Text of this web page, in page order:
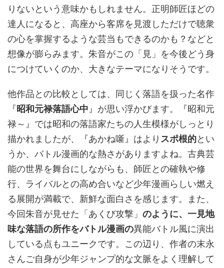
りないという意味かもしれません。正明師匠ほどの
達人になると、高座から客席を見渡しただけで聴衆
の心を掌握するような芸当もできるのかも？などと
想像が膨らみます。朱音がこの「見」を今後どう身
につけていくのか、大きなテーマになりそうです。
他作品との比較としては、同じく落語を扱った名作
『 昭和元禄落語心中 』が思い浮かびます。『昭和元
禄～』では昭和の落語家たちの人生模様がしっとり
描かれましたが、『あかね噺』はより スポ根的とい
うか、バトル漫画的な熱さがありますよね。古典芸
能の世界を舞台にしながらも、師匠との確執や修
行、ライバルとの高め合いなど少年漫画らしい燃え
る展開が満載で、新鮮な面白さを感じます。また、
今回朱音が見せた「あくび攻撃」 のように、一見地
味な落語の所作をバトル漫画の異能バトル風に演出
している点もユニークです。この辺り、作者の末永
さんご自身が少年ジャンプ的な文脈をよく理解して